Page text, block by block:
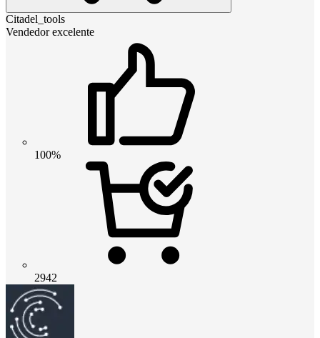
Citadel_tools
Vendedor excelente
100%
2942